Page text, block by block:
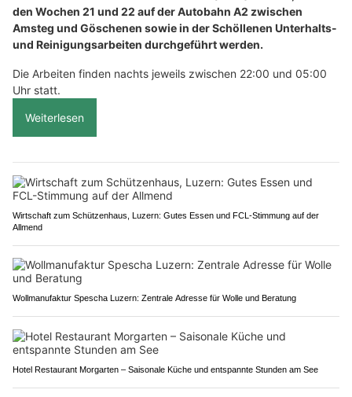
den Wochen 21 und 22 auf der Autobahn A2 zwischen
Amsteg und Göschenen sowie in der Schöllenen Unterhalts-
und Reinigungsarbeiten durchgeführt werden.
Die Arbeiten finden nachts jeweils zwischen 22:00 und 05:00
Uhr statt.
Weiterlesen
Wirtschaft zum Schützenhaus, Luzern: Gutes Essen und FCL-Stimmung auf der
Allmend
Wollmanufaktur Spescha Luzern: Zentrale Adresse für Wolle und Beratung
Hotel Restaurant Morgarten – Saisonale Küche und entspannte Stunden am See